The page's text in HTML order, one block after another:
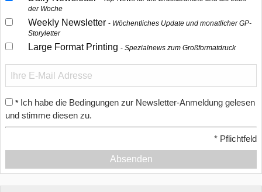
der Woche
Weekly Newsletter
Wöchentliches Update und monatlicher GP-
Storyletter
Large Format Printing Spezialnews zum Großformatdruck
* Ich habe die Bedingungen zur Newsletter-Anmeldung gelesen
und stimme diesen zu.
* Pflichtfeld
Absenden